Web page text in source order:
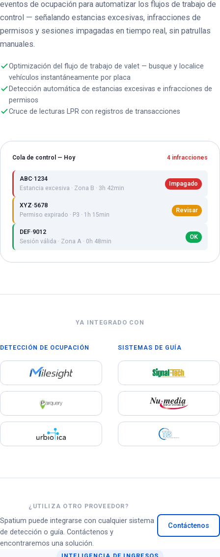
eventos de ocupación para automatizar los flujos de trabajo de
control — señalando estancias excesivas, infracciones de
permisos y sesiones impagadas en tiempo real, sin patrullas
manuales.
Optimización del flujo de trabajo de valet — busque y localice
vehículos instantáneamente por placa
Detección automática de estancias excesivas e infracciones de
permisos
Cruce de lecturas LPR con registros de transacciones
Cola de control — Hoy 4 infracciones
ABC·1234
Estancia excesiva · Zona B · 3h 42min
Impagado
XYZ·5678
Permiso expirado · P3 · 1h 15min
Revisar
DEF·9012
Sesión válida · Zona A · 0h 48min
OK
YA INTEGRADO CON
DETECCIÓN DE OCUPACIÓN SISTEMAS DE GUÍA
¿UTILIZA OTRO PROVEEDOR?
Spatium puede integrarse con cualquier sistema
de detección o guía. Contáctenos y
encontraremos una solución.
Contáctenos